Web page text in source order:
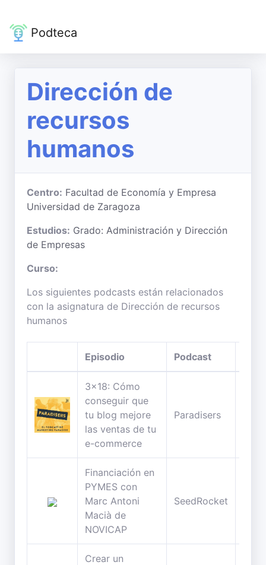
Podteca
Dirección de
recursos
humanos
Centro: Facultad de Economía y Empresa
Universidad de Zaragoza
Estudios: Grado: Administración y Dirección
de Empresas
Curso:
Los siguientes podcasts están relacionados
con la asignatura de Dirección de recursos
humanos
Episodio Podcast
3x18: Cómo
conseguir que
tu blog mejore
las ventas de tu
e-commerce
Paradisers
Financiación en
PYMES con
Marc Antoni
Macià de
NOVICAP
SeedRocket
Crear un